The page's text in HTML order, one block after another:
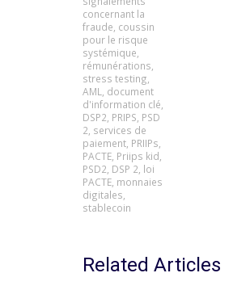
concernant la
fraude coussin
pour le risque
systémique
rémunérations
stress testing
AML
document
d'information clé
DSP2 PRIPS PSD
2 services de
paiement PRIIPs
PACTE Priips kid
PSD2 DSP 2 loi
PACTE monnaies
digitales
stablecoin
Related Articles